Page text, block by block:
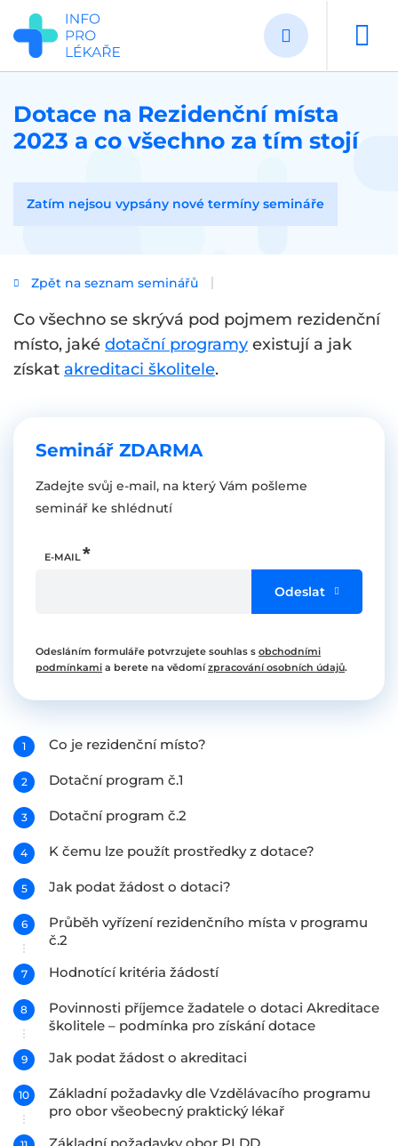
Přejít
hlavnímu
obsahu
Dotace na Rezidenční místa
2023 a co všechno za tím stojí
Zatím nejsou vypsány nové termíny semináře
Zpět na seznam seminářů
Co všechno se skrývá pod pojmem rezidenční
místo, jaké dotační programy existují a jak
získat akreditaci školitele.
Seminář ZDARMA
Zadejte svůj e-mail, na který Vám pošleme
seminář ke shlédnutí
E-MAIL
Odeslat
Odesláním formuláře potvrzujete souhlas s obchodními
podmínkami a berete na vědomízpracování osobních údajů.
Co je rezidenční místo?
Dotační program č.1
Dotační program č.2
K čemu lze použít prostředky z dotace?
Jak podat žádost o dotaci?
Průběh vyřízení rezidenčního místa v programu
č.2
Hodnotící kritéria žádostí
Povinnosti příjemce žadatele o dotaci Akreditace
školitele – podmínka pro získání dotace
Jak podat žádost o akreditaci
Základní požadavky dle Vzdělávacího programu
pro obor všeobecný praktický lékař